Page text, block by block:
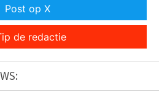
Post op X
de redactie